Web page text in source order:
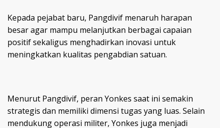
Kepada pejabat baru, Pangdivif menaruh harapan
besar agar mampu melanjutkan berbagai capaian
positif sekaligus menghadirkan inovasi untuk
meningkatkan kualitas pengabdian satuan.
Menurut Pangdivif, peran Yonkes saat ini semakin
strategis dan memiliki dimensi tugas yang luas. Selain
mendukung operasi militer, Yonkes juga menjadi